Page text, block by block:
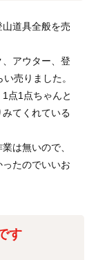
道具全般を売
アウター、登
売りました。
点1点ちゃんと
てくれている
は無いので、
たのでいいお
す